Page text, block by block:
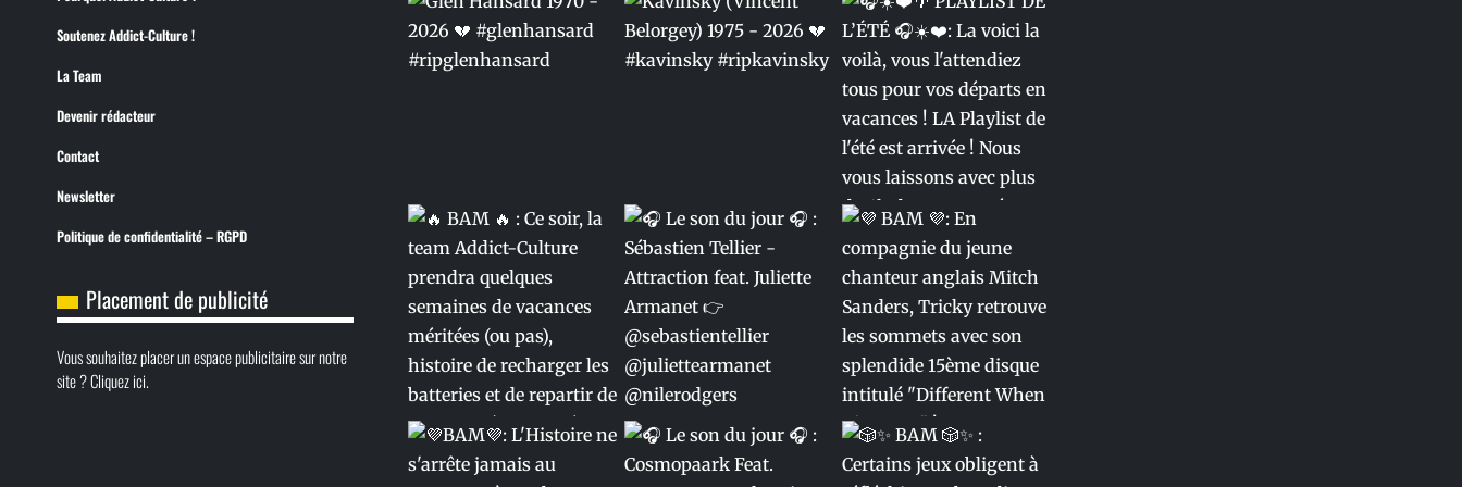
Soutenez Addict-Culture !
La Team
Devenir rédacteur
Contact
Newsletter
Politique de confidentialité – RGPD
Placement de publicité
Vous souhaitez placer un espace publicitaire sur notre
site ? Cliquez ici.